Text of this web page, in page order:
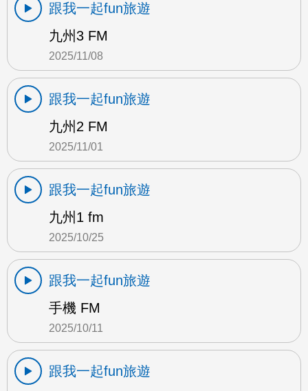
跟我一起fun旅遊
九州3 FM
2025/11/08
跟我一起fun旅遊
九州2 FM
2025/11/01
跟我一起fun旅遊
九州1 fm
2025/10/25
跟我一起fun旅遊
手機 FM
2025/10/11
跟我一起fun旅遊